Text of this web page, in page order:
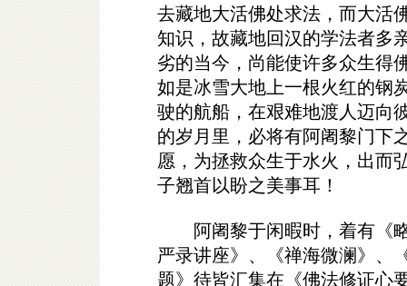
去藏地大活佛处求法，而大活
知识，故藏地回汉的学法者多
劣的当今，尚能使许多众生得
如是冰雪大地上一根火红的钢
驶的航船，在艰难地渡人迈向
的岁月里，必将有阿阇黎门下
愿，为拯救众生于水火，出而
子翘首以盼之美事耳！
阿阇黎于闲暇时，着有《略
严录讲座》、《禅海微澜》、
题》待皆汇集在《佛法修证心